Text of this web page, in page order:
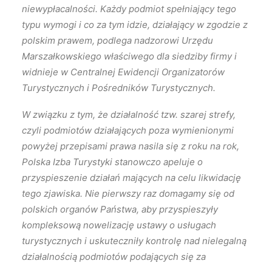
niewypłacalności. Każdy podmiot spełniający tego
typu wymogi i co za tym idzie, działający w zgodzie z
polskim prawem, podlega nadzorowi Urzędu
Marszałkowskiego właściwego dla siedziby firmy i
widnieje w Centralnej Ewidencji Organizatorów
Turystycznych i Pośredników Turystycznych.
W związku z tym, że działalność tzw. szarej strefy,
czyli podmiotów działających poza wymienionymi
powyżej przepisami prawa nasila się z roku na rok,
Polska Izba Turystyki stanowczo apeluje o
przyspieszenie działań mających na celu likwidację
tego zjawiska. Nie pierwszy raz domagamy się od
polskich organów Państwa, aby przyspieszyły
kompleksową nowelizację ustawy o usługach
turystycznych i uskuteczniły kontrolę nad nielegalną
działalnością podmiotów podających się za